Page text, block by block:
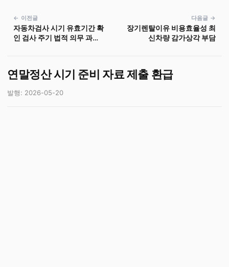
← 이전글
자동차검사 시기 유효기간 확
인 검사 주기 법적 의무 과태
다음글 →
장기렌탈이유 비용효율성 최
신차량 감가상각 부담
연말정산 시기 준비 자료 제출 환급
발행: 2026-05-20